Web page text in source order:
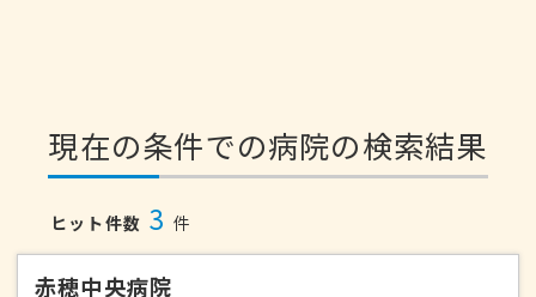
現在の条件での病院の検索結果
ヒット件数 3 件
赤穂中央病院